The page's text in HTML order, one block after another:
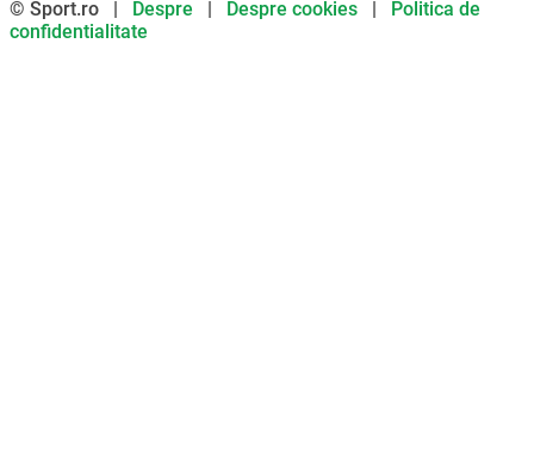
© Sport.ro | Despre | Despre cookies | Politica de
confidentialitate